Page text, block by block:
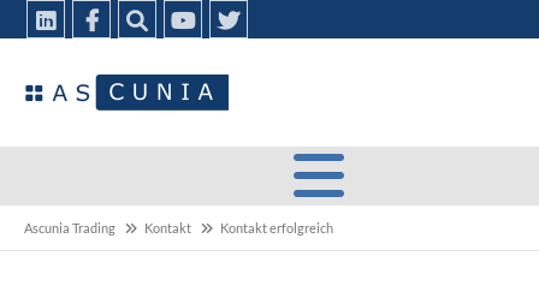
Ascunia Trading Kontakt Kontakt erfolgreich